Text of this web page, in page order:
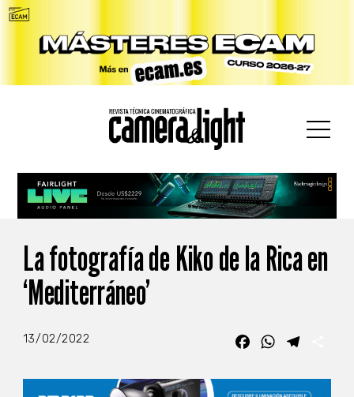
La fotografía de Kiko de la Rica en
‘Mediterráneo’
13/02/2022 FacebookWhatsApp